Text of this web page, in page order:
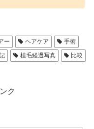
ー ヘアケア
手術
植毛経過写真
比較
ク